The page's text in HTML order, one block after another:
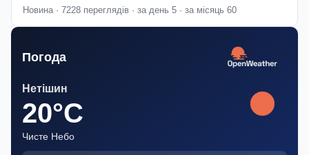
Новина · 7228 переглядів · за день 5 · за місяць 60
Погода
Нетішин
20°C
Чисте Небо